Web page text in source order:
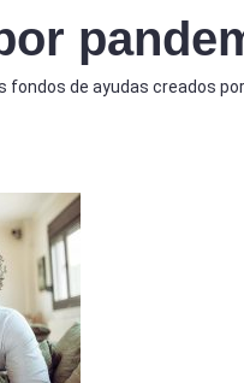
fondos de ayudas creados